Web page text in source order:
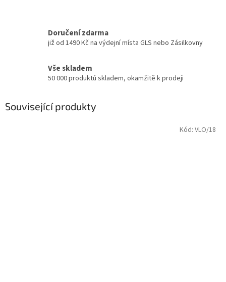
Doručení zdarma
již od 1490 Kč na výdejní místa GLS nebo Zásilkovny
Vše skladem
50 000 produktů skladem, okamžitě k prodeji
Související produkty
Kód: VLO/18